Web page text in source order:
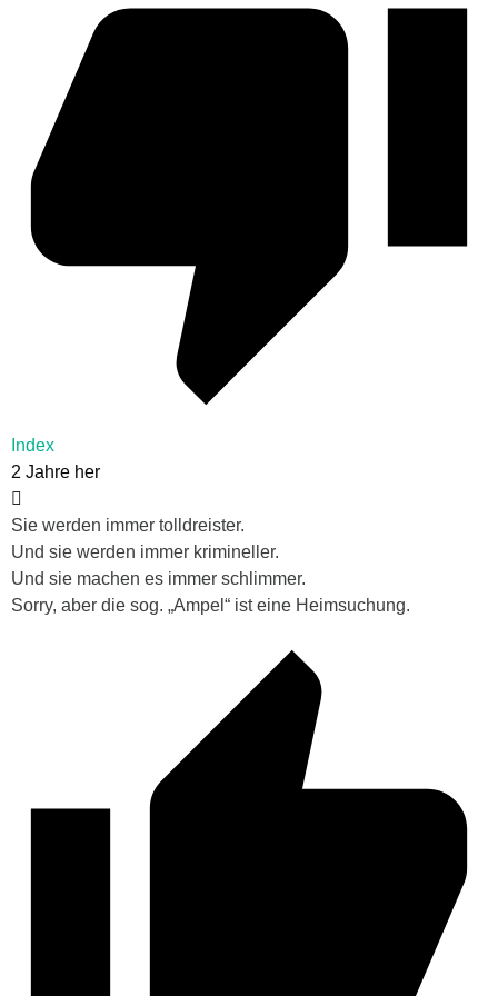
Index
2 Jahre her
Sie werden immer tolldreister.
Und sie werden immer krimineller.
Und sie machen es immer schlimmer.
Sorry, aber die sog. „Ampel“ ist eine Heimsuchung.